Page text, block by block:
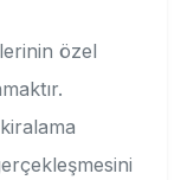
özel